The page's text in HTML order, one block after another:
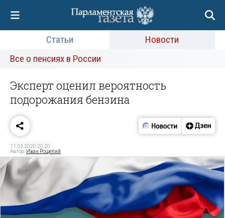
Статьи
Новости
Все о пенсиях в России
Эксперт оценил вероятность
подорожания бензина
11.03.2020 20:20
Автор: Иван Рощепий